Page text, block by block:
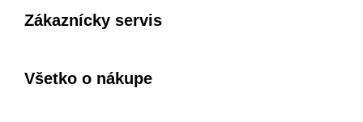
Zákaznícky servis
Všetko o nákupe